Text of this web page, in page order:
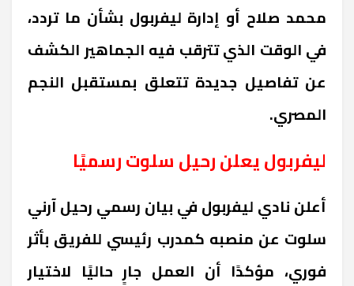
محمد صلاح أو إدارة ليفربول بشأن ما تردد،
في الوقت الذي تترقب فيه الجماهير الكشف
عن تفاصيل جديدة تتعلق بمستقبل النجم
المصري.
ليفربول يعلن رحيل سلوت رسميًا
أعلن نادي ليفربول في بيان رسمي رحيل آرني
سلوت عن منصبه كمدرب رئيسي للفريق بأثر
فوري، مؤكدًا أن العمل جارٍ حاليًا لاختيار